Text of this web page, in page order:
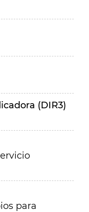
(DIR3)
para